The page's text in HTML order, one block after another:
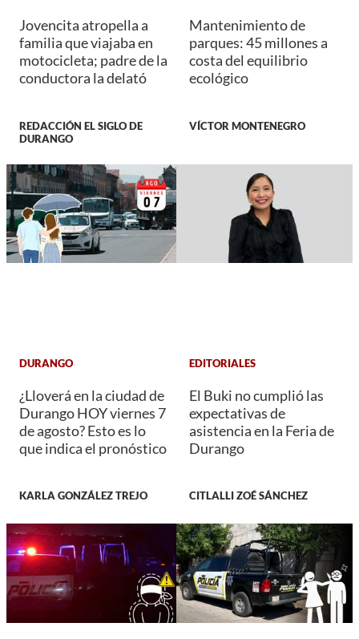
Jovencita atropella a
familia que viajaba en
motocicleta; padre de la
conductora la delató
REDACCIÓN EL SIGLO DE
DURANGO
Mantenimiento de
parques: 45 millones a
costa del equilibrio
ecológico
VÍCTOR MONTENEGRO
DURANGO
¿Lloverá en la ciudad de
Durango HOY viernes 7
de agosto? Esto es lo
que indica el pronóstico
KARLA GONZÁLEZ TREJO
EDITORIALES
El Buki no cumplió las
expectativas de
asistencia en la Feria de
Durango
CITLALLI ZOÉ SÁNCHEZ